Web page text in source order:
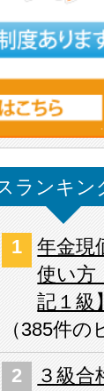
ランキン
年金現
使い方
記１級】
（385件の
３級合